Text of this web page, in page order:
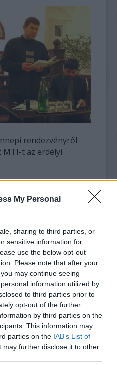
My Personal
sharing to third parties, or
sensitive information for
use the below opt-out
Please note that after your
may continue seeing
information utilized by
to third parties prior to
opt-out of the further
by third parties on the
This information may
parties on the IAB’s List of
may further disclose it to other
rendezvényről
MTI-t az erdélyi
folyóirat
mutatta be
érzékeny fiatal
a Ceausescu-
hírhedt
városának,
élő embereknek két
amelyben a
saját helyét
című irodalmi
Elek Tibor azon
Székely János (1929-